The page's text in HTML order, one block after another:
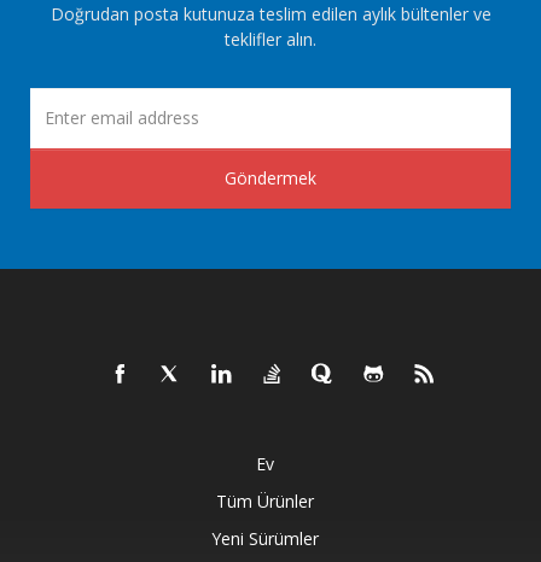
Doğrudan posta kutunuza teslim edilen aylık bültenler ve
teklifler alın.
Göndermek
Ev
Tüm Ürünler
Yeni Sürümler